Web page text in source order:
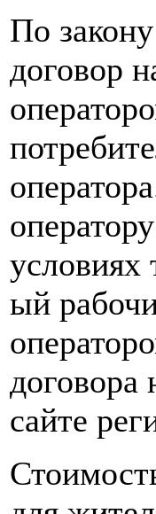
По
договор
условиях
ый
договора
сайте